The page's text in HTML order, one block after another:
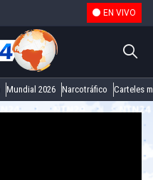
EN VIVO
Mundial 2026 Narcotráfico Carteles